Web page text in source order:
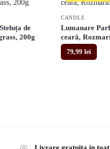
de
200g
CANDLE
Lumanare
ceară,
79,99lei